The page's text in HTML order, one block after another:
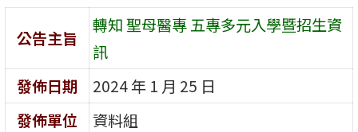
公告主旨
轉知 聖母醫專 五專多元入學暨招生資
訊
發佈日期
2024 年 1 月 25 日
發佈單位
資料組